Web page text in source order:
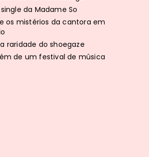
single da Madame So
os mistérios da cantora em
raridade do shoegaze
de um festival de música